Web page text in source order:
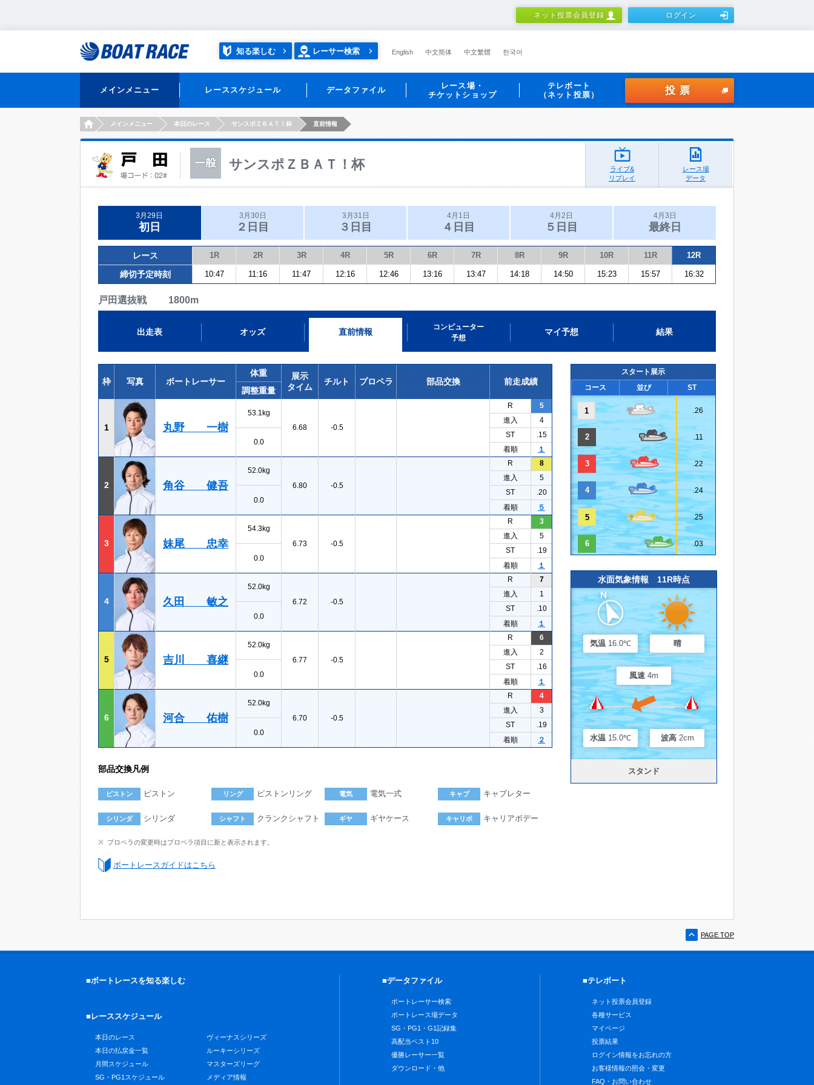
ネット投票会員登録 ログイン
知る楽しむ レーサー検索 English 中文简体 中文繁體 한국어
メインメニュー レーススケジュール データファイル
レース場・
チケットショップ
テレボート
（ネット投票）
投票
HOMEメインメニュー 本日のレース サンスポＺＢＡＴ！杯 直前情報
サンスポＺＢＡＴ！杯
ライブ&
リプレイ
レース場
データ
3月29日
初日
3月30日
２日目
3月31日
３日目
4月1日
４日目
4月2日
５日目
4月3日
最終日
レース 1R 2R 3R 4R 5R 6R 7R 8R 9R 10R 11R 12R
締切予定時刻 10:47 11:16 11:47 12:16 12:46 13:16 13:47 14:18 14:50 15:23 15:57 16:32
戸田選抜戦 1800m
出走表 オッズ 直前情報
コンピューター
予想
マイ予想 結果
枠 写真 ボートレーサー
体重
展示
タイム
チルト プロペラ 部品交換
前走成績
調整重量
1 丸野 一樹
53.1kg
6.68
-0.5
R
5
進入
4
0.0
ST
.15
着順
１
2 角谷 健吾
52.0kg
6.80
-0.5
R
8
進入
5
0.0
ST
.20
着順
５
3 妹尾 忠幸
54.3kg
6.73
-0.5
R
3
進入
5
0.0
ST
.19
着順
１
4 久田 敏之
52.0kg
6.72
-0.5
R
7
進入
1
0.0
ST
.10
着順
１
5 吉川 喜継
52.0kg
6.77
-0.5
R
6
進入
2
0.0
ST
.16
着順
１
6 河合 佑樹
52.0kg
6.70
-0.5
R
4
進入
3
0.0
ST
.19
着順
２
部品交換凡例
ピストン ピストン リング ピストンリング 電気 電気一式 キャブ キャブレター
シリンダ シリンダ シャフト クランクシャフト ギヤ ギヤケース キャリボ キャリアボデー
プロペラの変更時はプロペラ項目に新と表示されます。
ボートレースガイドはこちら
スタート展示
コース
並び ST
1 .26
2 .11
3 .22
4 .24
5 .25
6 .03
水面気象情報 11R時点
気温 16.0℃ 晴
風速 4m
水温 15.0℃ 波高 2cm
スタンド
PAGE TOP
■ボートレースを知る楽しむ
■レーススケジュール
本日のレース
本日の払戻金一覧
月間スケジュール
SG・PG1スケジュール
ヴィーナスシリーズ
ルーキーシリーズ
マスターズリーグ
メディア情報
■データファイル
ボートレーサー検索
ボートレース場データ
SG・PG1・G1記録集
高配当ベスト10
優勝レーサー一覧
ダウンロード・他
■テレボート
ネット投票会員登録
各種サービス
マイページ
投票結果
ログイン情報をお忘れの方
お客様情報の照会・変更
FAQ・お問い合わせ